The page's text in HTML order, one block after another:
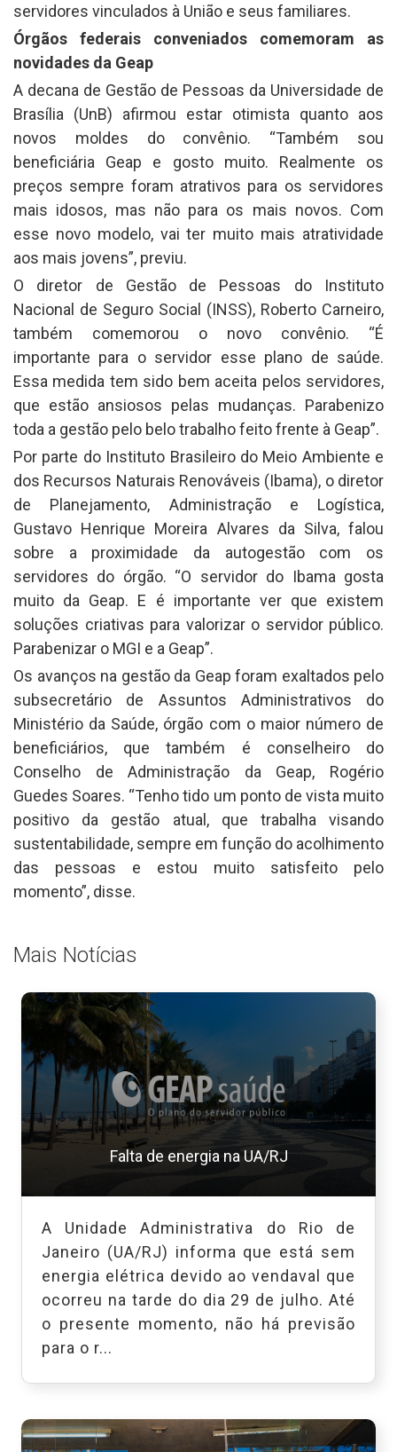
servidores vinculados à União e seus familiares.
Órgãos federais conveniados comemoram as
novidades da Geap
A decana de Gestão de Pessoas da Universidade de
Brasília (UnB) afirmou estar otimista quanto aos
novos moldes do convênio. “Também sou
beneficiária Geap e gosto muito. Realmente os
preços sempre foram atrativos para os servidores
mais idosos, mas não para os mais novos. Com
esse novo modelo, vai ter muito mais atratividade
aos mais jovens”, previu.
O diretor de Gestão de Pessoas do Instituto
Nacional de Seguro Social (INSS), Roberto Carneiro,
também comemorou o novo convênio. “É
importante para o servidor esse plano de saúde.
Essa medida tem sido bem aceita pelos servidores,
que estão ansiosos pelas mudanças. Parabenizo
toda a gestão pelo belo trabalho feito frente à Geap”.
Por parte do Instituto Brasileiro do Meio Ambiente e
dos Recursos Naturais Renováveis (Ibama), o diretor
de Planejamento, Administração e Logística,
Gustavo Henrique Moreira Alvares da Silva, falou
sobre a proximidade da autogestão com os
servidores do órgão. “O servidor do Ibama gosta
muito da Geap. E é importante ver que existem
soluções criativas para valorizar o servidor público.
Parabenizar o MGI e a Geap”.
Os avanços na gestão da Geap foram exaltados pelo
subsecretário de Assuntos Administrativos do
Ministério da Saúde, órgão com o maior número de
beneficiários, que também é conselheiro do
Conselho de Administração da Geap, Rogério
Guedes Soares. “Tenho tido um ponto de vista muito
positivo da gestão atual, que trabalha visando
sustentabilidade, sempre em função do acolhimento
das pessoas e estou muito satisfeito pelo
momento”, disse.
Mais Notícias
Falta de energia na UA/RJ
A Unidade Administrativa do Rio de
Janeiro (UA/RJ) informa que está sem
energia elétrica devido ao vendaval que
ocorreu na tarde do dia 29 de julho. Até
o presente momento, não há previsão
para o r...